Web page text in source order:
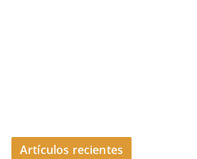
Artículos recientes